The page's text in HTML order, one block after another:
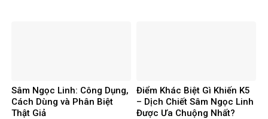
Sâm Ngọc Linh: Công Dụng,
Cách Dùng và Phân Biệt
Thật Giả
Điểm Khác Biệt Gì Khiến K5
– Dịch Chiết Sâm Ngọc Linh
Được Ưa Chuộng Nhất?